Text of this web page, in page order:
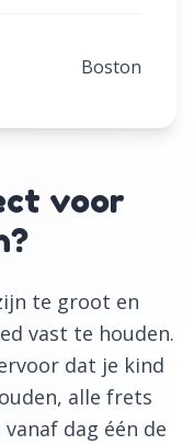
Boston
voor
te groot en
vast te houden.
dat je kind
alle frets
dag één de